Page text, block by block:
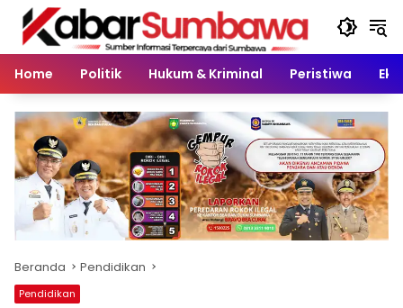
Langsung
konten
Home
Politik Hukum & Kriminal Peristiwa
Beranda Pendidikan
Pendidikan